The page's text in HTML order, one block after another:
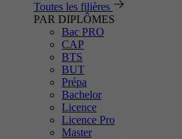
Toutes les filières
PAR DIPLÔMES
Bac PRO
CAP
BTS
BUT
Prépa
Bachelor
Licence
Licence Pro
Master